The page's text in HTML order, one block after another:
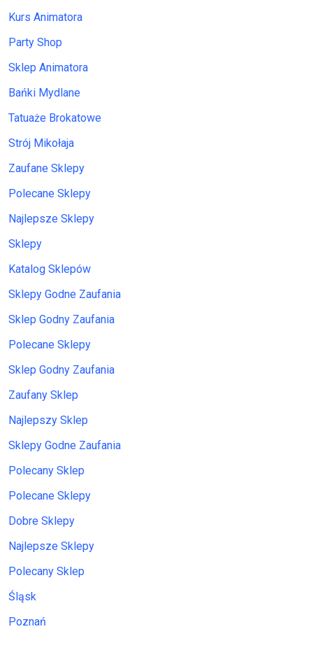
Kurs Animatora
Party Shop
Sklep Animatora
Bańki Mydlane
Tatuaże Brokatowe
Strój Mikołaja
Zaufane Sklepy
Polecane Sklepy
Najlepsze Sklepy
Sklepy
Katalog Sklepów
Sklepy Godne Zaufania
Sklep Godny Zaufania
Polecane Sklepy
Sklep Godny Zaufania
Zaufany Sklep
Najlepszy Sklep
Sklepy Godne Zaufania
Polecany Sklep
Polecane Sklepy
Dobre Sklepy
Najlepsze Sklepy
Polecany Sklep
Śląsk
Poznań